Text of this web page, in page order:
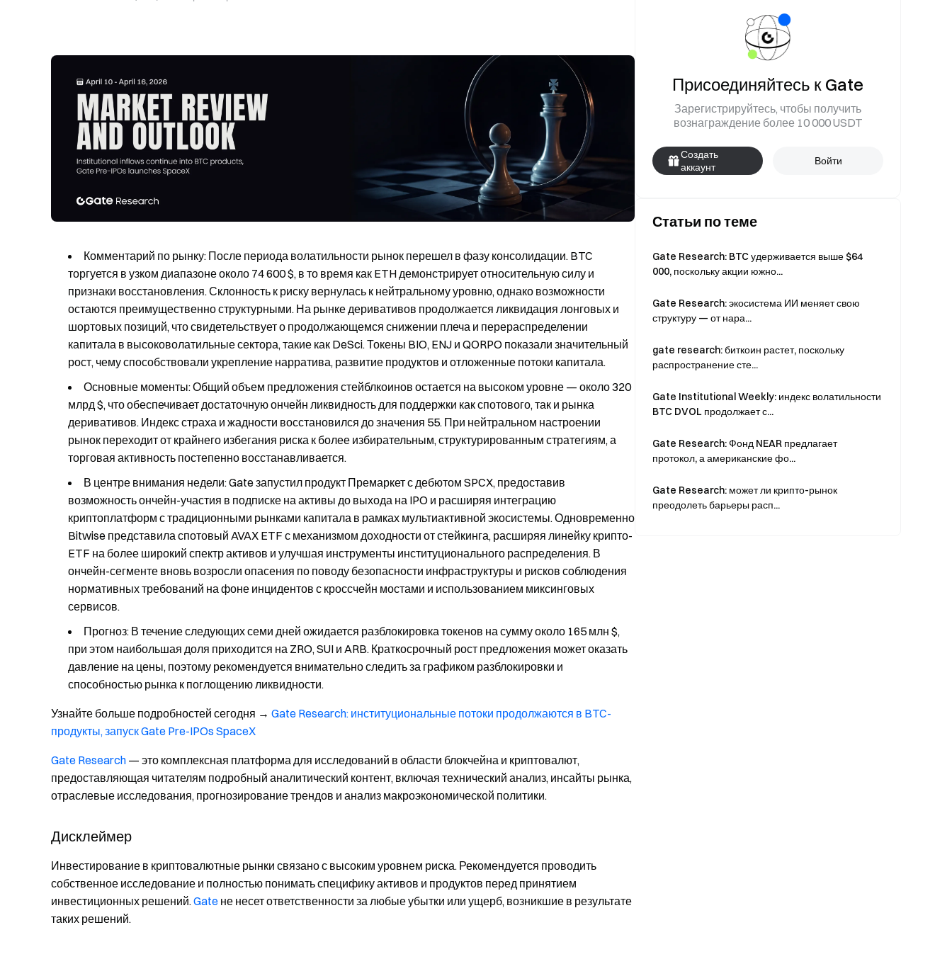
Комментарий по рынку: После периода волатильности рынок перешел в фазу консолидации. BTC
торгуется в узком диапазоне около 74 600 $, в то время как ETH демонстрирует относительную силу и
признаки восстановления. Склонность к риску вернулась к нейтральному уровню, однако возможности
остаются преимущественно структурными. На рынке деривативов продолжается ликвидация лонговых и
шортовых позиций, что свидетельствует о продолжающемся снижении плеча и перераспределении
капитала в высоковолатильные сектора, такие как DeSci. Токены BIO, ENJ и QORPO показали значительный
рост, чему способствовали укрепление нарратива, развитие продуктов и отложенные потоки капитала.
Основные моменты: Общий объем предложения стейблкоинов остается на высоком уровне — около 320
млрд $, что обеспечивает достаточную ончейн ликвидность для поддержки как спотового, так и рынка
деривативов. Индекс страха и жадности восстановился до значения 55. При нейтральном настроении
рынок переходит от крайнего избегания риска к более избирательным, структурированным стратегиям, а
торговая активность постепенно восстанавливается.
В центре внимания недели: Gate запустил продукт Премаркет с дебютом SPCX, предоставив
возможность ончейн-участия в подписке на активы до выхода на IPO и расширяя интеграцию
криптоплатформ с традиционными рынками капитала в рамках мультиактивной экосистемы. Одновременно
Bitwise представила спотовый AVAX ETF с механизмом доходности от стейкинга, расширяя линейку крипто-
ETF на более широкий спектр активов и улучшая инструменты институционального распределения. В
ончейн-сегменте вновь возросли опасения по поводу безопасности инфраструктуры и рисков соблюдения
нормативных требований на фоне инцидентов с кроссчейн мостами и использованием миксинговых
сервисов.
Прогноз: В течение следующих семи дней ожидается разблокировка токенов на сумму около 165 млн $,
при этом наибольшая доля приходится на ZRO, SUI и ARB. Краткосрочный рост предложения может оказать
давление на цены, поэтому рекомендуется внимательно следить за графиком разблокировки и
способностью рынка к поглощению ликвидности.
Узнайте больше подробностей сегодня → Gate Research: институциональные потоки продолжаются в BTC-
продукты, запуск Gate Pre-IPOs SpaceX
Gate Research — это комплексная платформа для исследований в области блокчейна и криптовалют,
предоставляющая читателям подробный аналитический контент, включая технический анализ, инсайты рынка,
отраслевые исследования, прогнозирование трендов и анализ макроэкономической политики.
Дисклеймер
Инвестирование в криптовалютные рынки связано с высоким уровнем риска. Рекомендуется проводить
собственное исследование и полностью понимать специфику активов и продуктов перед принятием
инвестиционных решений.Gate не несет ответственности за любые убытки или ущерб, возникшие в результате
таких решений.
Присоединяйтесь к Gate
Зарегистрируйтесь, чтобы получить
вознаграждение более 10 000 USDT
Создать
аккаунт
Войти
Статьи по теме
Gate Research: BTC удерживается выше $64
000, поскольку акции южно...
Gate Research: экосистема ИИ меняет свою
структуру — от нара...
gate research: биткоин растет, поскольку
распространение сте...
Gate Institutional Weekly: индекс волатильности
BTC DVOL продолжает с...
Gate Research: Фонд NEAR предлагает
протокол, а американские фо...
Gate Research: может ли крипто-рынок
преодолеть барьеры расп...